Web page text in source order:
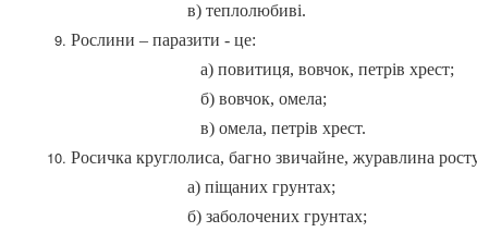
в) теплолюбиві.
Рослини – паразити - це:
а) повитиця, вовчок, петрів хрест;
б) вовчок, омела;
в) омела, петрів хрест.
Росичка круглолиса, багно звичайне, журавлина
а) піщаних грунтах;
б) заболочених грунтах;